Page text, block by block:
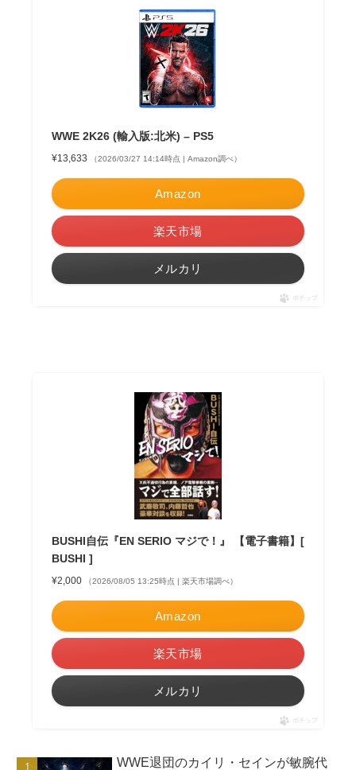
WWE 2K26 (輸入版:北米) – PS5
¥13,633 （2026/03/27 14:14時点 | Amazon調べ）
Amazon
楽天市場
メルカリ
ポチップ
BUSHI自伝『EN SERIO マジで！』 【電子書籍】[
BUSHI ]
¥2,000 （2026/08/05 13:25時点 | 楽天市場調べ）
Amazon
楽天市場
メルカリ
ポチップ
WWE退団のカイリ・セインが敏腕代